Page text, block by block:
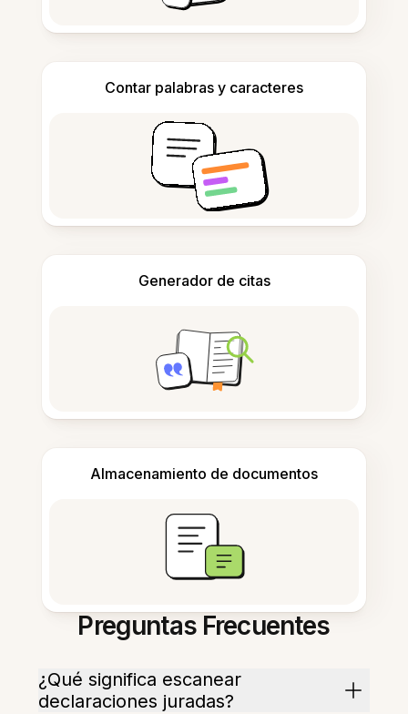
Contar palabras y caracteres
Generador de citas
Almacenamiento de documentos
Preguntas Frecuentes
¿Qué significa escanear
declaraciones juradas?